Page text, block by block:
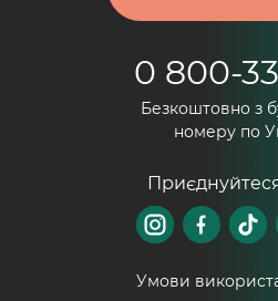
0 800-
Безкоштовно з
номеру по
Умови